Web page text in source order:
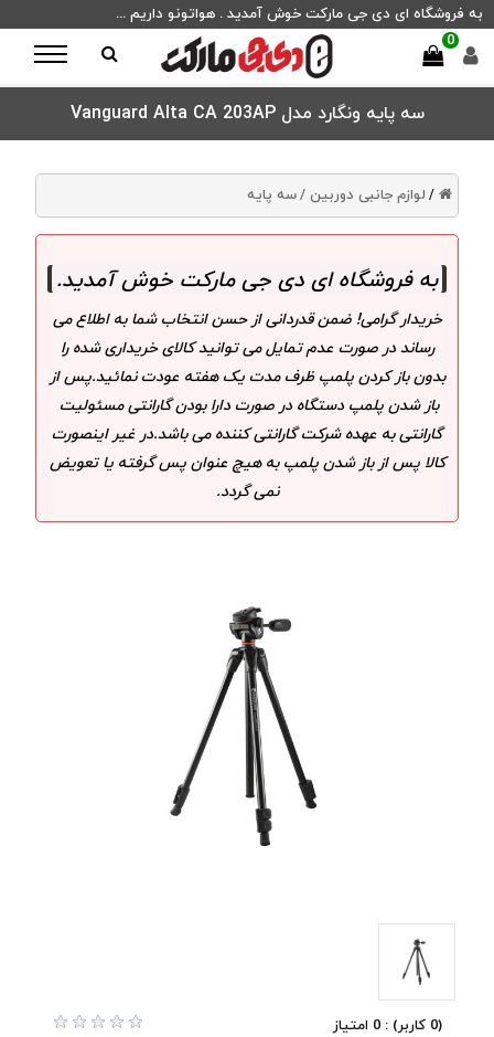
به فروشگاه ای دی جی مارکت خوش آمدید . هواتونو داریم ...
0
سه پایه ونگارد مدل Vanguard Alta CA 203AP
/ لوازم جانبی دوربین /سه پایه
به فروشگاه ای دی جی مارکت خوش آمدید.
خریدار گرامی! ضمن قدردانی از حسن انتخاب شما به اطلاع می
رساند در صورت عدم تمایل می توانید کالای خریداری شده را
بدون باز کردن پلمپ ظرف مدت یک هفته عودت نمائید.پس از
باز شدن پلمپ دستگاه در صورت دارا بودن گارانتی مسئولیت
گارانتی به عهده شرکت گارانتی کننده می باشد.در غیر اینصورت
کالا پس از باز شدن پلمپ به هیچ عنوان پس گرفته یا تعویض
نمی گردد.
(0 کاربر) : 0 امتیاز